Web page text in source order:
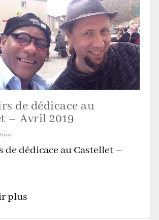
de dédicace au
– Avril 2019
de dédicace au Castellet –
plus